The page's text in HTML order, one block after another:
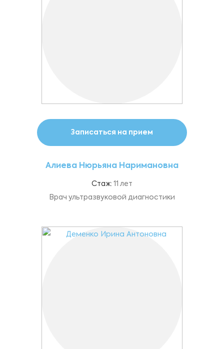
Записаться на прием
Алиева Нюрьяна Наримановна
Стаж: 11 лет
Врач ультразвуковой диагностики